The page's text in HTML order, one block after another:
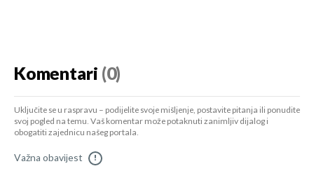
Komentari (0)
Uključite se u raspravu – podijelite svoje mišljenje, postavite pitanja ili ponudite
svoj pogled na temu. Vaš komentar može potaknuti zanimljiv dijalog i
obogatiti zajednicu našeg portala.
Važna obavijest !